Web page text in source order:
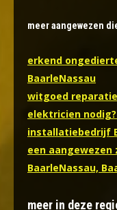
meer aangewezen
erkend
BaarleNassau
witgoed
elektricien
installatiebedrijf
een
BaarleNassau,
meer in deze